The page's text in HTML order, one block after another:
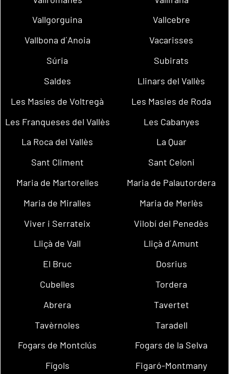
Vallgorguina
Vallcebre
Vallbona d´Anoia
Vacarisses
Súria
Subirats
Saldes
Llinars del Vallès
Les Masíes de Voltregà
Les Masies de Roda
Les Franqueses del Vallès
Les Cabanyes
La Roca del Vallès
La Quar
Sant Climent
Sant Celoni
Maria de Martorelles
Maria de Palautordera
Maria de Miralles
Maria de Merlès
Viver i Serrateix
Vilobí del Penedès
Lliçà de Vall
Lliçà d´Amunt
El Bruc
Dosrius
Cubelles
Tordera
Abrera
Tavertet
Tavèrnoles
Taradell
Fogars de Montclús
Fogars de la Selva
Fígols
Figaró-Montmany